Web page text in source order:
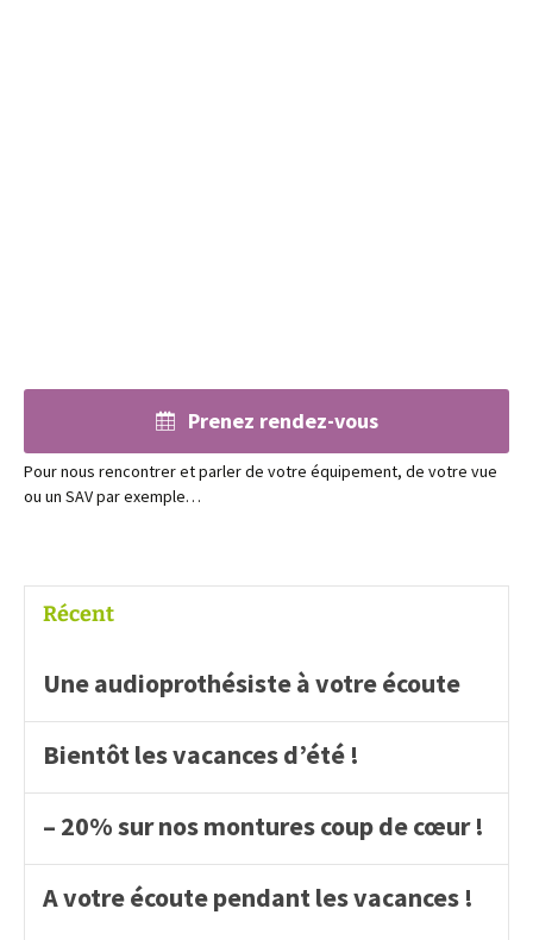
Prenez rendez-vous
Pour nous rencontrer et parler de votre équipement, de votre vue
ou un SAV par exemple…
Récent
Une audioprothésiste à votre écoute
Bientôt les vacances d’été !
– 20% sur nos montures coup de cœur !
A votre écoute pendant les vacances !